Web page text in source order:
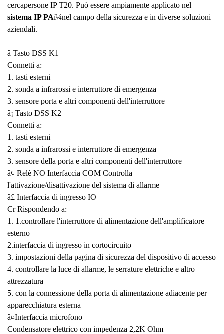
cercapersone IP T20. Può essere ampiamente applicato nel
sistema IP PAï¼nel campo della sicurezza e in diverse soluzioni
aziendali.
â Tasto DSS K1
Connetti a:
1. tasti esterni
2. sonda a infrarossi e interruttore di emergenza
3. sensore porta e altri componenti dell'interruttore
â¡ Tasto DSS K2
Connetti a:
1. tasti esterni
2. sonda a infrarossi e interruttore di emergenza
3. sensore della porta e altri componenti dell'interruttore
â¢ Relè NO Interfaccia COM Controlla
l'attivazione/disattivazione del sistema di allarme
â£ Interfaccia di ingresso IO
Cr Rispondendo a:
1. 1.controllare l'interruttore di alimentazione dell'amplificatore
esterno
2.interfaccia di ingresso in cortocircuito
3. impostazioni della pagina di sicurezza del dispositivo di accesso
4. controllare la luce di allarme, le serrature elettriche e altro
attrezzatura
5. con la connessione della porta di alimentazione adiacente per
apparecchiatura esterna
â¤Interfaccia microfono
Condensatore elettrico con impedenza 2,2K Ohm